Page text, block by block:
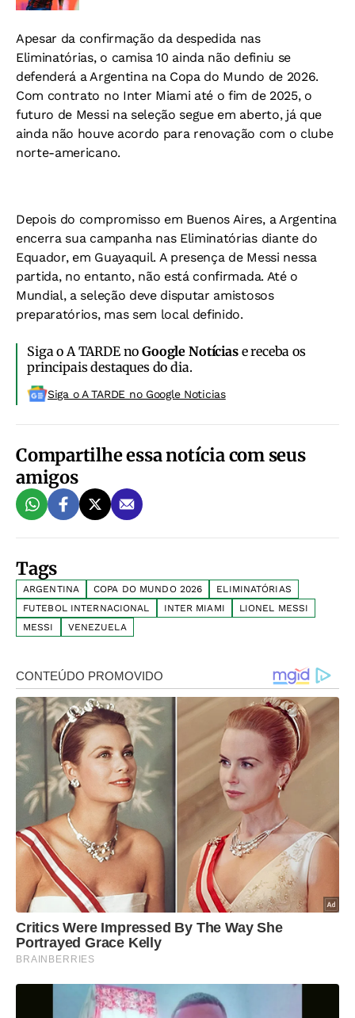
Apesar da confirmação da despedida nas
Eliminatórias, o camisa 10 ainda não definiu se
defenderá a Argentina na Copa do Mundo de 2026.
Com contrato no Inter Miami até o fim de 2025, o
futuro de Messi na seleção segue em aberto, já que
ainda não houve acordo para renovação com o clube
norte-americano.
Depois do compromisso em Buenos Aires, a Argentina
encerra sua campanha nas Eliminatórias diante do
Equador, em Guayaquil. A presença de Messi nessa
partida, no entanto, não está confirmada. Até o
Mundial, a seleção deve disputar amistosos
preparatórios, mas sem local definido.
Siga o A TARDE noGoogle Notíciase receba os
principais destaques do dia.
Siga o A TARDE no Google Noticias
Compartilhe essa notícia com seus
amigos
Tags
ARGENTINA COPA DO MUNDO 2026
ELIMINATÓRIAS
FUTEBOL INTERNACIONAL
INTER MIAMI
LIONEL MESSI
MESSI
VENEZUELA